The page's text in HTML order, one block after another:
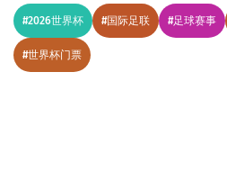
#2026世界杯 #国际足联 #足球赛事
#世界杯门票